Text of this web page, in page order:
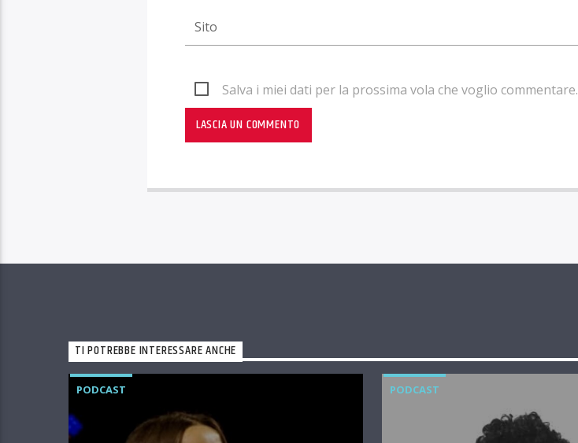
Salva i miei dati per la prossima vola che voglio commentare.
TI POTREBBE INTERESSARE ANCHE
PODCAST PODCAST